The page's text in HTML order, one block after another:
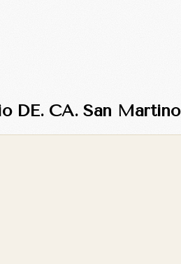
DE. CA. San Martino